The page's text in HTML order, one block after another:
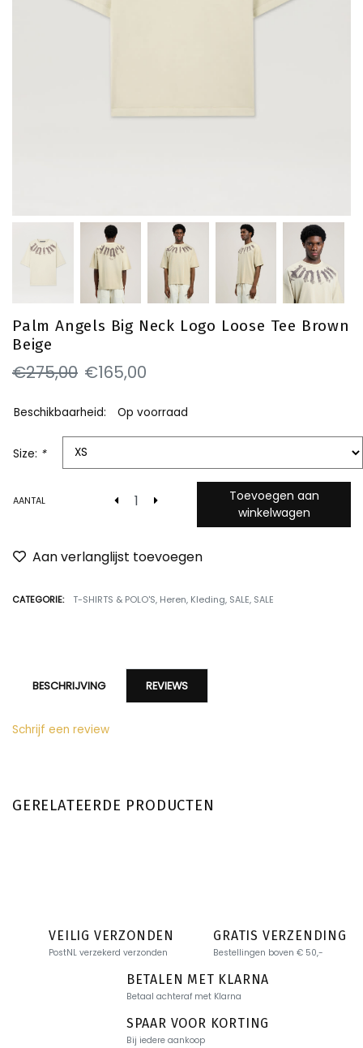
Palm Angels Big Neck Logo Loose Tee Brown
Beige
€275,00 €165,00
Beschikbaarheid: Op voorraad
Size: *
AANTAL
Toevoegen aan
winkelwagen
Aan verlanglijst toevoegen
CATEGORIE: T-SHIRTS & POLO'S, Heren, Kleding, SALE, SALE
BESCHRIJVING REVIEWS
Schrijf een review
GERELATEERDE PRODUCTEN
VEILIG VERZONDEN
PostNL verzekerd verzonden
GRATIS VERZENDING
Bestellingen boven € 50,-
BETALEN MET KLARNA
Betaal achteraf met Klarna
SPAAR VOOR KORTING
Bij iedere aankoop